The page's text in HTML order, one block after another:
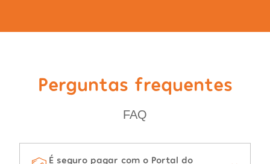
Perguntas frequentes
FAQ
É seguro pagar com o Portal do